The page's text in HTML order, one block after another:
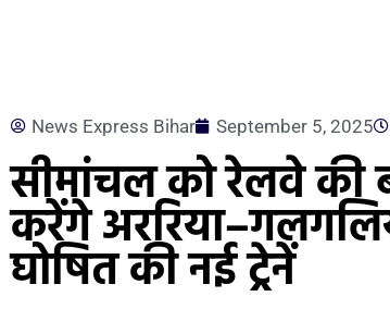
News Express Bihar September 5, 2025
सीमांचल को रेलवे की
करेंगे
घोषित की नई ट्रेनें